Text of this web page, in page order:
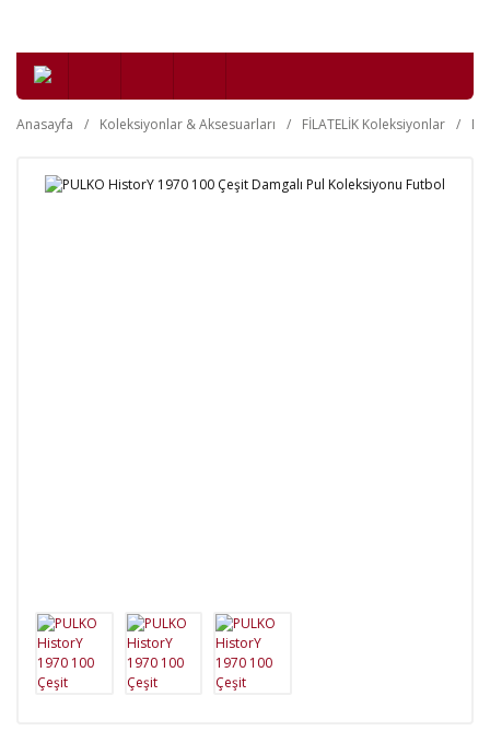
Anasayfa Koleksiyonlar & Aksesuarları FİLATELİK Koleksiyonlar